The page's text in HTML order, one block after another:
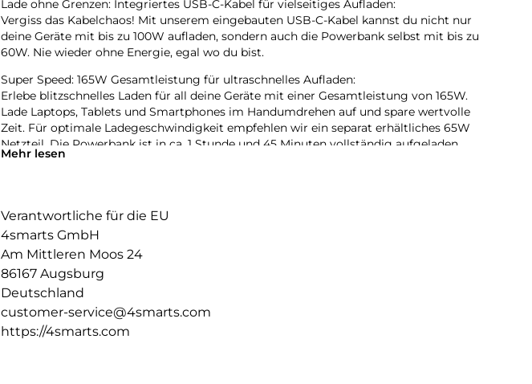
Lade ohne Grenzen: Integriertes USB-C-Kabel für vielseitiges Aufladen:
Vergiss das Kabelchaos! Mit unserem eingebauten USB-C-Kabel kannst du nicht nur
deine Geräte mit bis zu 100W aufladen, sondern auch die Powerbank selbst mit bis zu
60W. Nie wieder ohne Energie, egal wo du bist.
Super Speed: 165W Gesamtleistung für ultraschnelles Aufladen:
Erlebe blitzschnelles Laden für all deine Geräte mit einer Gesamtleistung von 165W.
Lade Laptops, Tablets und Smartphones im Handumdrehen auf und spare wertvolle
Zeit. Für optimale Ladegeschwindigkeit empfehlen wir ein separat erhältliches 65W
Netzteil. Die Powerbank ist in ca. 1 Stunde und 45 Minuten vollständig aufgeladen.
Geräte gleichzeitig auf.
Echtzeit-Informationen auf einen Blick:
Das smarte LCD-Display zeigt dir den Akkustand, aktive Ein- und Ausgänge sowie die
Schnellladefunktion per Blitzsymbol – für volle Transparenz beim Laden. So behältst du
jederzeit die Kontrolle über Energiefluss und Restkapazität.
Mehr lesen
Verantwortliche für die EU
4smarts GmbH
Am Mittleren Moos 24
86167 Augsburg
Deutschland
customer-service@4smarts.com
https://4smarts.com